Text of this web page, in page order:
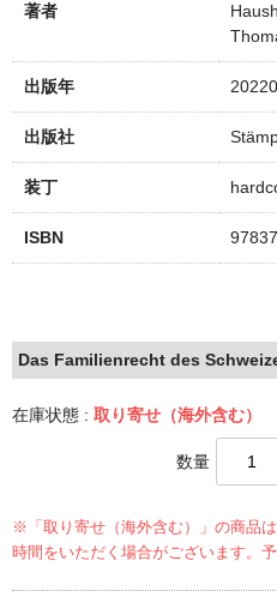
著者
出版年
出版社
装丁
ISBN
Das Familienrecht des
在庫状態 : 取り寄せ（海外含む）
数量
※「取り寄せ（海外含む）」の商品
時間をいただく場合がございます。